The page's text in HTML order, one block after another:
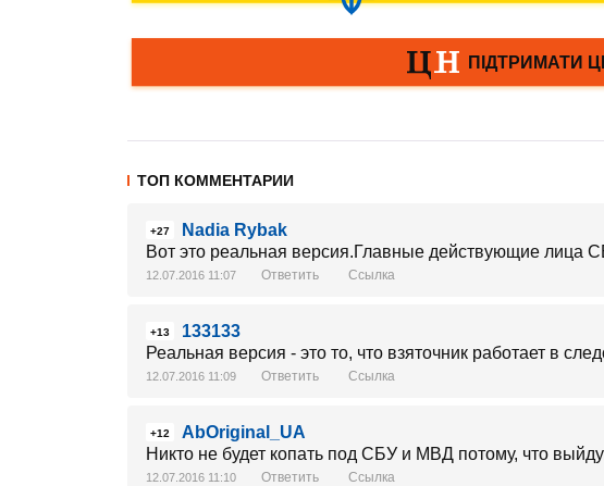
ТОП КОММЕНТАРИИ
+27
Nadia Rybak
Вот это реальная версия.Главные действующие лица
12.07.2016 11:07 Ответить Ссылка
+13
133133
Реальная версия - это то, что взяточник работает в
12.07.2016 11:09 Ответить Ссылка
+12
AbOriginal_UA
Никто не будет копать под СБУ и МВД потому, что
12.07.2016 11:10 Ответить Ссылка